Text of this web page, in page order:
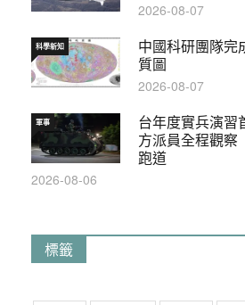
2026-08-07
中國科研團隊
質圖
科學新知
2026-08-07
台年度實兵演習
方派員全程觀
跑道
軍事
2026-08-06
標籤